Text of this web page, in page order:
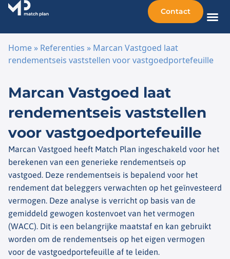
Contact
Home » Referenties » Marcan Vastgoed laat
rendementseis vaststellen voor vastgoedportefeuille
Marcan Vastgoed laat
rendementseis vaststellen
voor vastgoedportefeuille
Marcan Vastgoed heeft Match Plan ingeschakeld voor het
berekenen van een generieke rendementseis op
vastgoed. Deze rendementseis is bepalend voor het
rendement dat beleggers verwachten op het geïnvesteerd
vermogen. Deze analyse is verricht op basis van de
gemiddeld gewogen kostenvoet van het vermogen
(WACC). Dit is een belangrijke maatstaf en kan gebruikt
worden om de rendementseis op het eigen vermogen
voor de vastgoedportefeuille af te leiden.